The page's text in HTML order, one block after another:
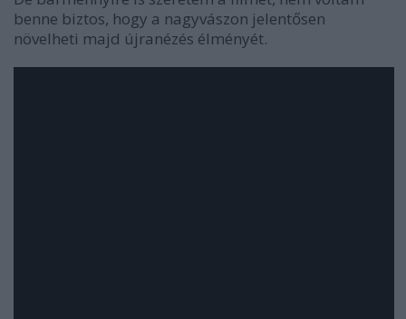
benne biztos, hogy a nagyvászon jelentősen
növelheti majd újranézés élményét.